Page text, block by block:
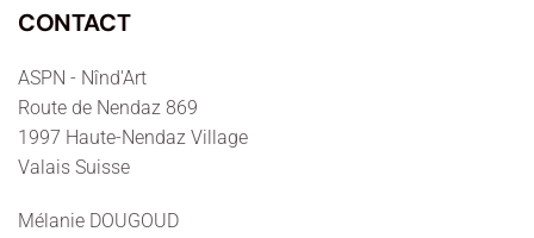
CONTACT
ASPN - Nînd'Art
Route de Nendaz 869
1997 Haute-Nendaz Village
Valais Suisse
Mélanie DOUGOUD